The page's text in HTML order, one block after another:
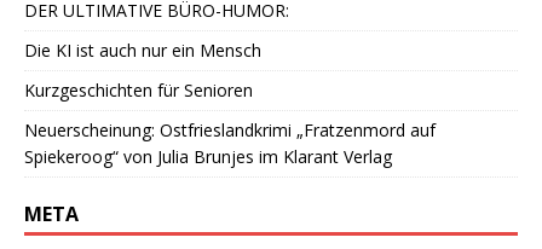
DER ULTIMATIVE BÜRO-HUMOR:
Die KI ist auch nur ein Mensch
Kurzgeschichten für Senioren
Neuerscheinung: Ostfrieslandkrimi „Fratzenmord auf
Spiekeroog“ von Julia Brunjes im Klarant Verlag
META